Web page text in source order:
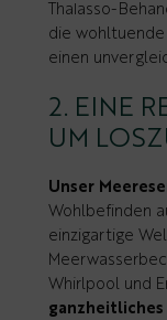
Thalasso-
die
einen
2. EINE
UM
Unser
Wohlbefinden
einzigartige
Whirlpool und
ganzheitliches